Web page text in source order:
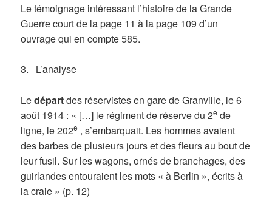
Le témoignage intéressant l’histoire de la Grande
Guerre court de la page 11 à la page 109 d’un
ouvrage qui en compte 585.
3. L’analyse
Ledépartdes réservistes en gare de Granville, le 6
août 1914 : « […] le régiment de réserve du 2e de
ligne, le 202e , s’embarquait. Les hommes avaient
des barbes de plusieurs jours et des fleurs au bout de
leur fusil. Sur les wagons, ornés de branchages, des
guirlandes entouraient les mots « à Berlin », écrits à
la craie » (p. 12)